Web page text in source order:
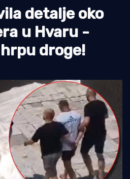
detalje oko
u Hvaru -
droge!